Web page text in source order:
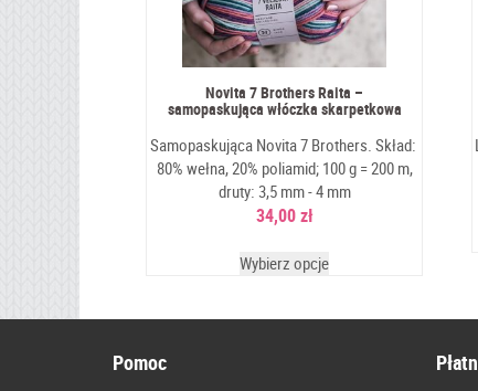
Novita 7 Brothers Raita –
samopaskująca włóczka skarpetkowa
Samopaskująca Novita 7 Brothers. Skład:
80% wełna, 20% poliamid; 100 g = 200 m,
druty: 3,5 mm - 4 mm
34,00zł
Wybierz opcje
Pomoc